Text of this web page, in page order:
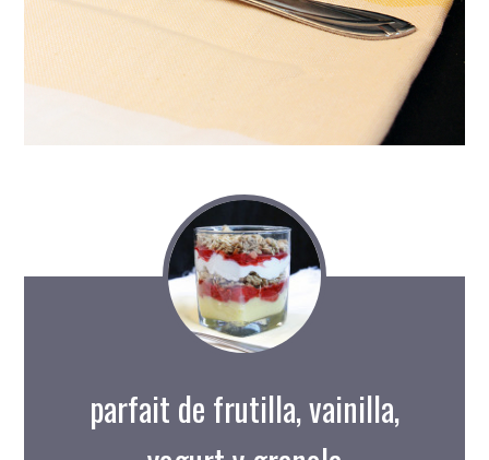
parfait de frutilla, vainilla,